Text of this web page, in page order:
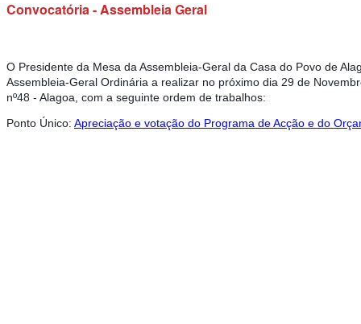
Convocatória - Assembleia Geral
O Presidente da Mesa da Assembleia-Geral da Casa do Povo de
Assembleia-Geral Ordinária a realizar no próximo dia 29 de
nº48 - Alagoa, com a seguinte ordem de trabalhos:
Ponto Único: Apreciação e votação do Programa de Acção e do